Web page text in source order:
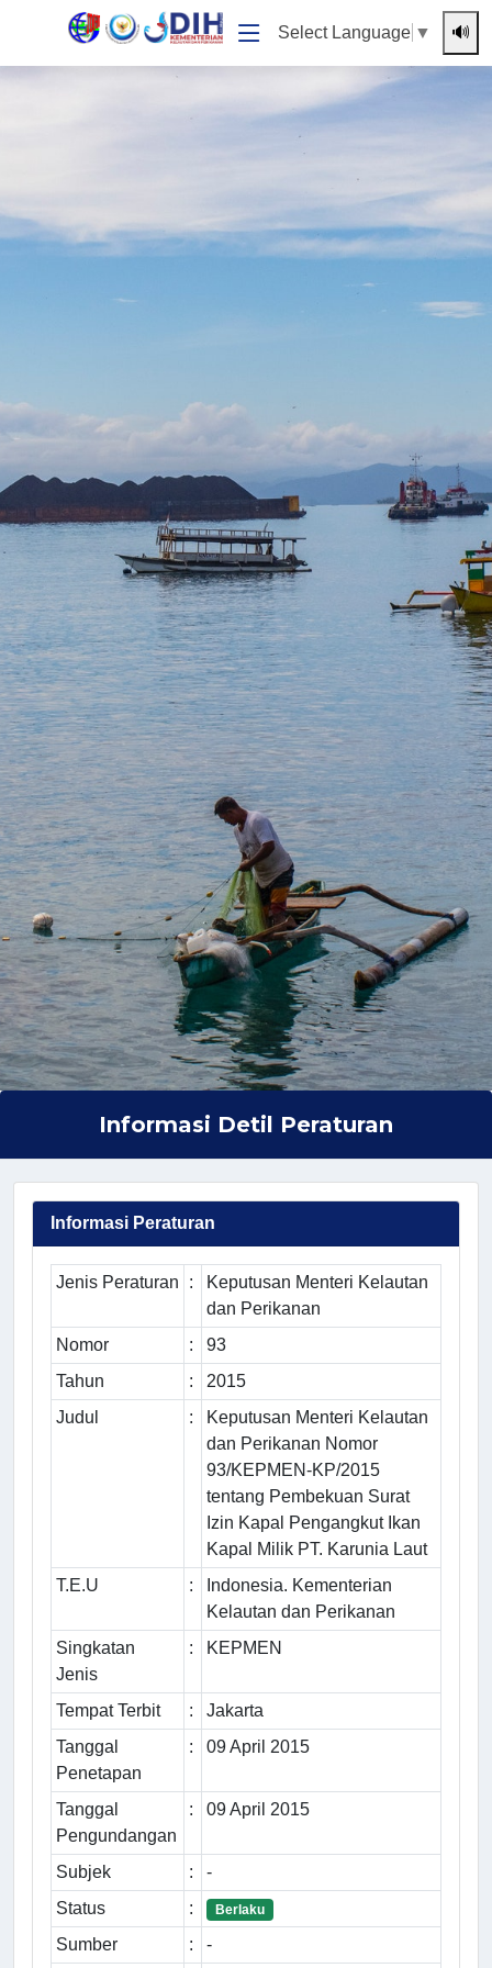
Select Language ▼ 🔊
Informasi Detil Peraturan
Informasi Peraturan
Jenis Peraturan :
Keputusan Menteri Kelautan
dan Perikanan
Nomor
:
93
Tahun
:
2015
Judul
:
Keputusan Menteri Kelautan
dan Perikanan Nomor
93/KEPMEN-KP/2015
tentang Pembekuan Surat
Izin Kapal Pengangkut Ikan
Kapal Milik PT. Karunia Laut
T.E.U
:
Indonesia. Kementerian
Kelautan dan Perikanan
Singkatan
Jenis
: KEPMEN
Tempat Terbit :
Jakarta
Tanggal
Penetapan
: 09 April 2015
Tanggal
Pengundangan
: 09 April 2015
Subjek :
-
Status
: Berlaku
Sumber : -